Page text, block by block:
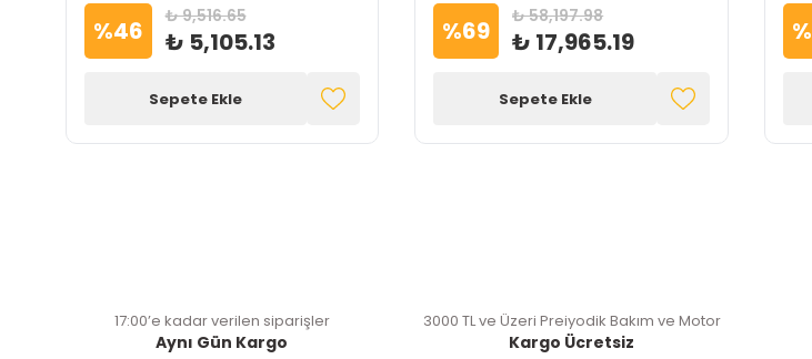
%46 ₺ 9,516.65
₺ 5,105.13
Sepete Ekle
%69 ₺ 58,197.98
₺ 17,965.19
Sepete Ekle
%
17:00’e kadar verilen siparişler
Aynı Gün Kargo
3000 TL ve Üzeri Preiyodik Bakım ve Motor
Kargo Ücretsiz